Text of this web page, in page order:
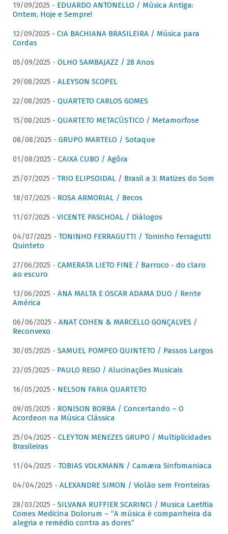
19/09/2025 - EDUARDO ANTONELLO / Música Antiga:
Ontem, Hoje e Sempre!
12/09/2025 - CIA BACHIANA BRASILEIRA / Música para
Cordas
05/09/2025 - OLHO SAMBAJAZZ / 28 Anos
29/08/2025 - ALEYSON SCOPEL
22/08/2025 - QUARTETO CARLOS GOMES
15/08/2025 - QUARTETO METACÚSTICO / Metamorfose
08/08/2025 - GRUPO MARTELO / Sotaque
01/08/2025 - CAIXA CUBO / Agôra
25/07/2025 - TRIO ELIPSOIDAL / Brasil a 3: Matizes do Som
18/07/2025 - ROSA ARMORIAL / Becos
11/07/2025 - VICENTE PASCHOAL / Diálogos
04/07/2025 - TONINHO FERRAGUTTI / Toninho Ferragutti
Quinteto
27/06/2025 - CAMERATA LIETO FINE / Barroco - do claro
ao escuro
13/06/2025 - ANA MALTA E OSCAR ADAMA DUO / Rente
América
06/06/2025 - ANAT COHEN & MARCELLO GONÇALVES /
Reconvexo
30/05/2025 - SAMUEL POMPEO QUINTETO / Passos Largos
23/05/2025 - PAULO REGO / Alucinações Musicais
16/05/2025 - NELSON FARIA QUARTETO
09/05/2025 - RONISON BORBA / Concertando – O
Acordeon na Música Clássica
25/04/2025 - CLEYTON MENEZES GRUPO / Multiplicidades
Brasileiras
11/04/2025 - TOBIAS VOLKMANN / Camæra Sinfomaniaca
04/04/2025 - ALEXANDRE SIMON / Violão sem Fronteiras
28/03/2025 - SILVANA RUFFIER SCARINCI / Musica Laetitia
Comes Medicina Dolorum – “A música é companheira da
alegria e remédio contra as dores”